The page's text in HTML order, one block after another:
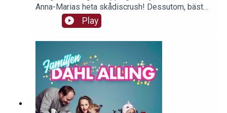
Anna-Marias heta skådiscrush! Dessutom, bästa
flyttipsen! Välkommen!
Play